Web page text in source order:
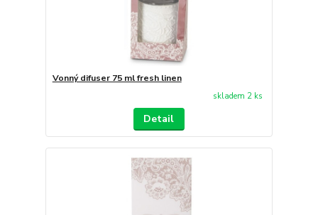
Vonný difuser 75 ml fresh linen
skladem 2 ks
Detail